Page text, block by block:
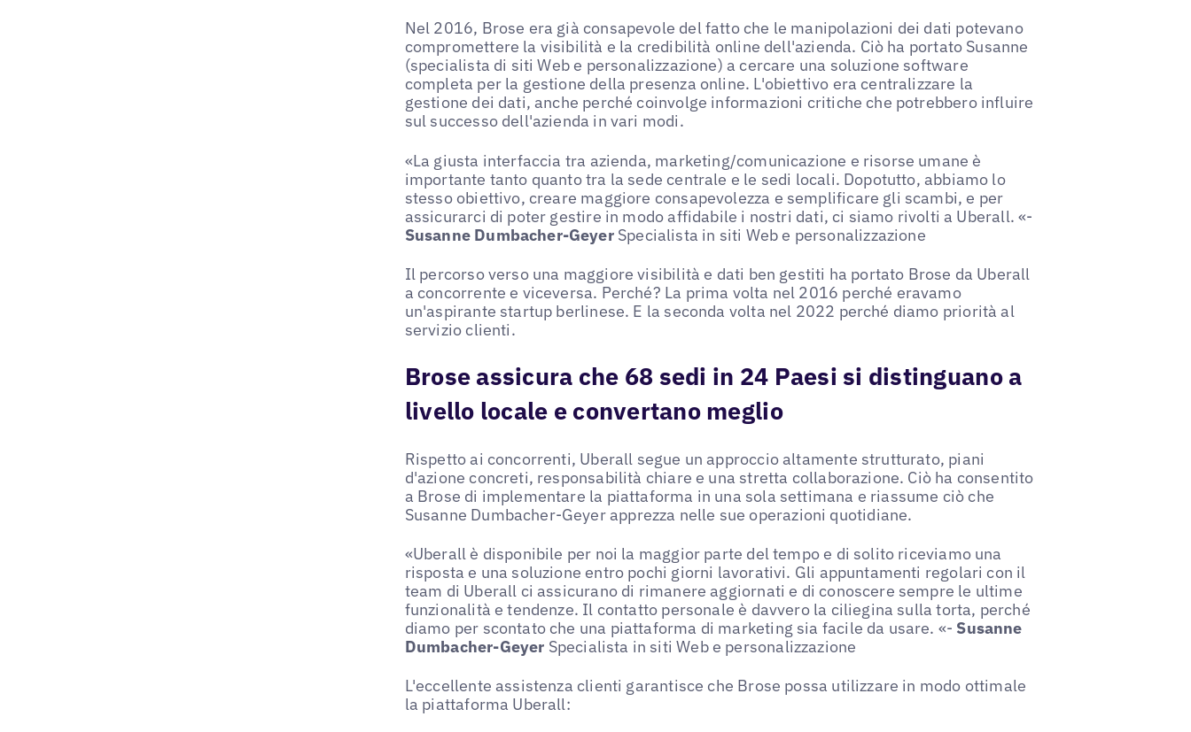
Nel 2016, Brose era già consapevole del fatto che le manipolazioni dei dati potevano
compromettere la visibilità e la credibilità online dell'azienda. Ciò ha portato Susanne
(specialista di siti Web e personalizzazione) a cercare una soluzione software
completa per la gestione della presenza online. L'obiettivo era centralizzare la
gestione dei dati, anche perché coinvolge informazioni critiche che potrebbero influire
sul successo dell'azienda in vari modi.
«La giusta interfaccia tra azienda, marketing/comunicazione e risorse umane è
importante tanto quanto tra la sede centrale e le sedi locali. Dopotutto, abbiamo lo
stesso obiettivo, creare maggiore consapevolezza e semplificare gli scambi, e per
assicurarci di poter gestire in modo affidabile i nostri dati, ci siamo rivolti a Uberall. «-
Susanne Dumbacher-Geyer Specialista in siti Web e personalizzazione
Il percorso verso una maggiore visibilità e dati ben gestiti ha portato Brose da Uberall
a concorrente e viceversa. Perché? La prima volta nel 2016 perché eravamo
un'aspirante startup berlinese. E la seconda volta nel 2022 perché diamo priorità al
servizio clienti.
Brose assicura che 68 sedi in 24 Paesi si distinguano a
livello locale e convertano meglio
Rispetto ai concorrenti, Uberall segue un approccio altamente strutturato, piani
d'azione concreti, responsabilità chiare e una stretta collaborazione. Ciò ha consentito
a Brose di implementare la piattaforma in una sola settimana e riassume ciò che
Susanne Dumbacher-Geyer apprezza nelle sue operazioni quotidiane.
«Uberall è disponibile per noi la maggior parte del tempo e di solito riceviamo una
risposta e una soluzione entro pochi giorni lavorativi. Gli appuntamenti regolari con il
team di Uberall ci assicurano di rimanere aggiornati e di conoscere sempre le ultime
funzionalità e tendenze. Il contatto personale è davvero la ciliegina sulla torta, perché
diamo per scontato che una piattaforma di marketing sia facile da usare. «- Susanne
Dumbacher-Geyer Specialista in siti Web e personalizzazione
L'eccellente assistenza clienti garantisce che Brose possa utilizzare in modo ottimale
la piattaforma Uberall: